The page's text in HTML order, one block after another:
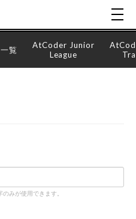
覧
AtCoder Junior
League
みが使用できます。